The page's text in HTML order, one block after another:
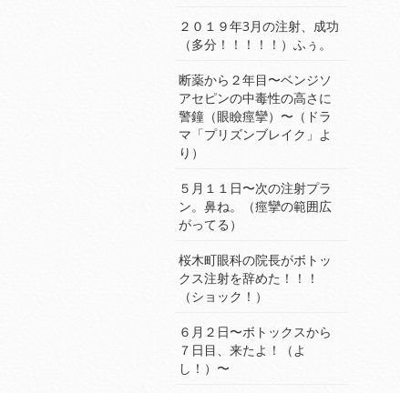
２０１９年3月の注射、成功
（多分！！！！！）ふぅ。
断薬から２年目〜ベンジソ
アセピンの中毒性の高さに
警鐘（眼瞼痙攣）〜（ドラ
マ「プリズンブレイク」よ
り）
５月１１日〜次の注射プラ
ン。鼻ね。（痙攣の範囲広
がってる）
桜木町眼科の院長がボトッ
クス注射を辞めた！！！
（ショック！）
６月２日〜ボトックスから
７日目、来たよ！（よ
し！）〜